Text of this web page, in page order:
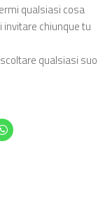
qualsiasi cosa
invitare chiunque tu
qualsiasi suo